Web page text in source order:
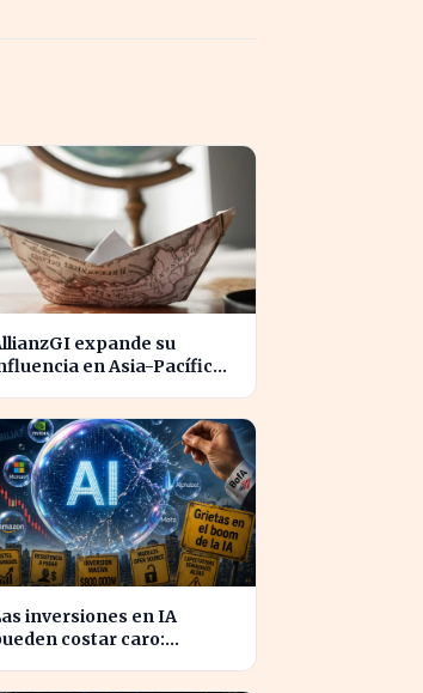
expande su
en Asia-Pacífico
inversiones en IA
costar caro: